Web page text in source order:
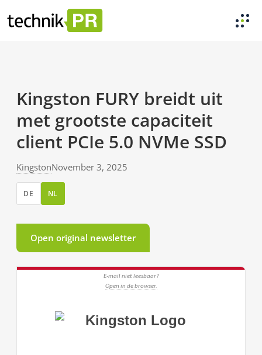
Kingston FURY breidt uit
met grootste capaciteit
client PCIe 5.0 NVMe SSD
KingstonNovember 3, 2025
DE NL
Open original newsletter